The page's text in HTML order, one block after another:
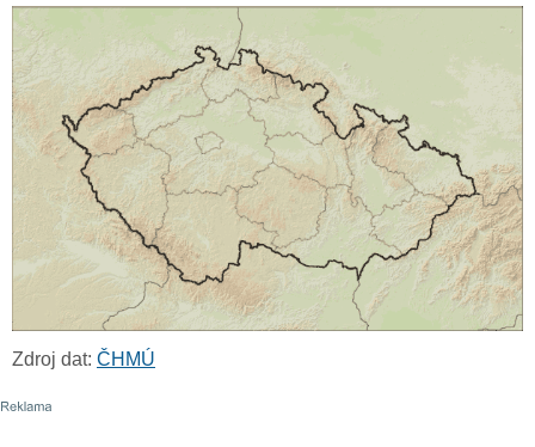
Zdroj dat: ČHMÚ